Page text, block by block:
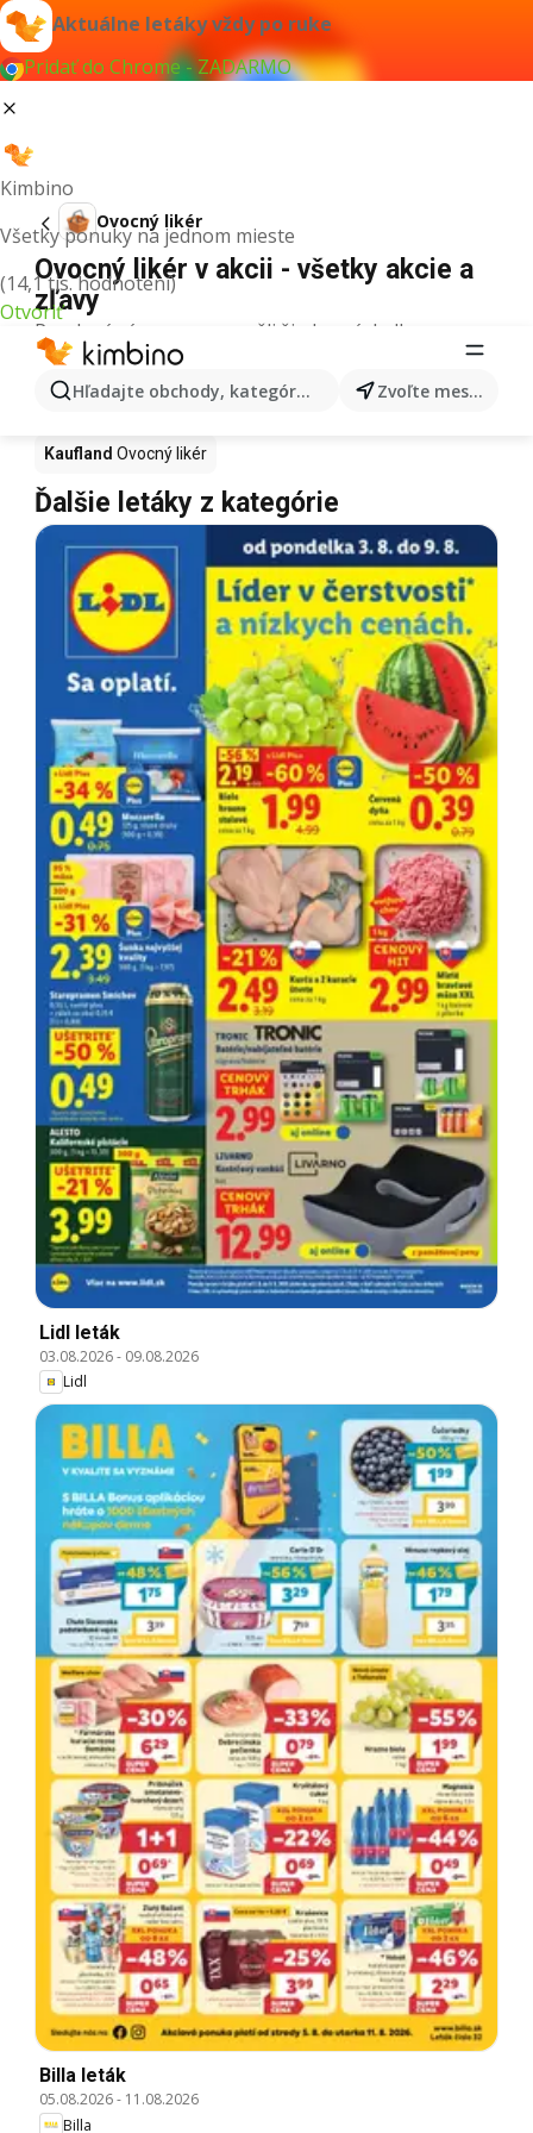
Aktuálne letáky vždy po ruke
Pridať do Chrome - ZADARMO
Kimbino
Všetky ponuky na jednom mieste
(14,1 tis. hodnotení)
Otvoriť
Hľadajte obchody, kategórie, produkty... Zvoľte mesto
Ovocný likér
Ovocný likér v akcii - všetky akcie a
zľavy
Pre daný výraz sme nenašli žiadne výsledky.
Ovocný likér v akcii - Kde kúpiť?
Tesco Ovocný likér Lidl Ovocný likér
Kaufland Ovocný likér
Ďalšie letáky z kategórie
Lidl leták
03.08.2026- 09.08.2026
Lidl
Billa leták
05.08.2026- 11.08.2026
Billa